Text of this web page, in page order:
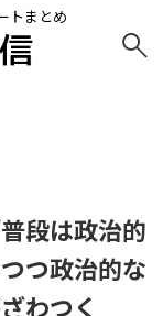
トまとめ
段は政治的
つ政治的な
わつく